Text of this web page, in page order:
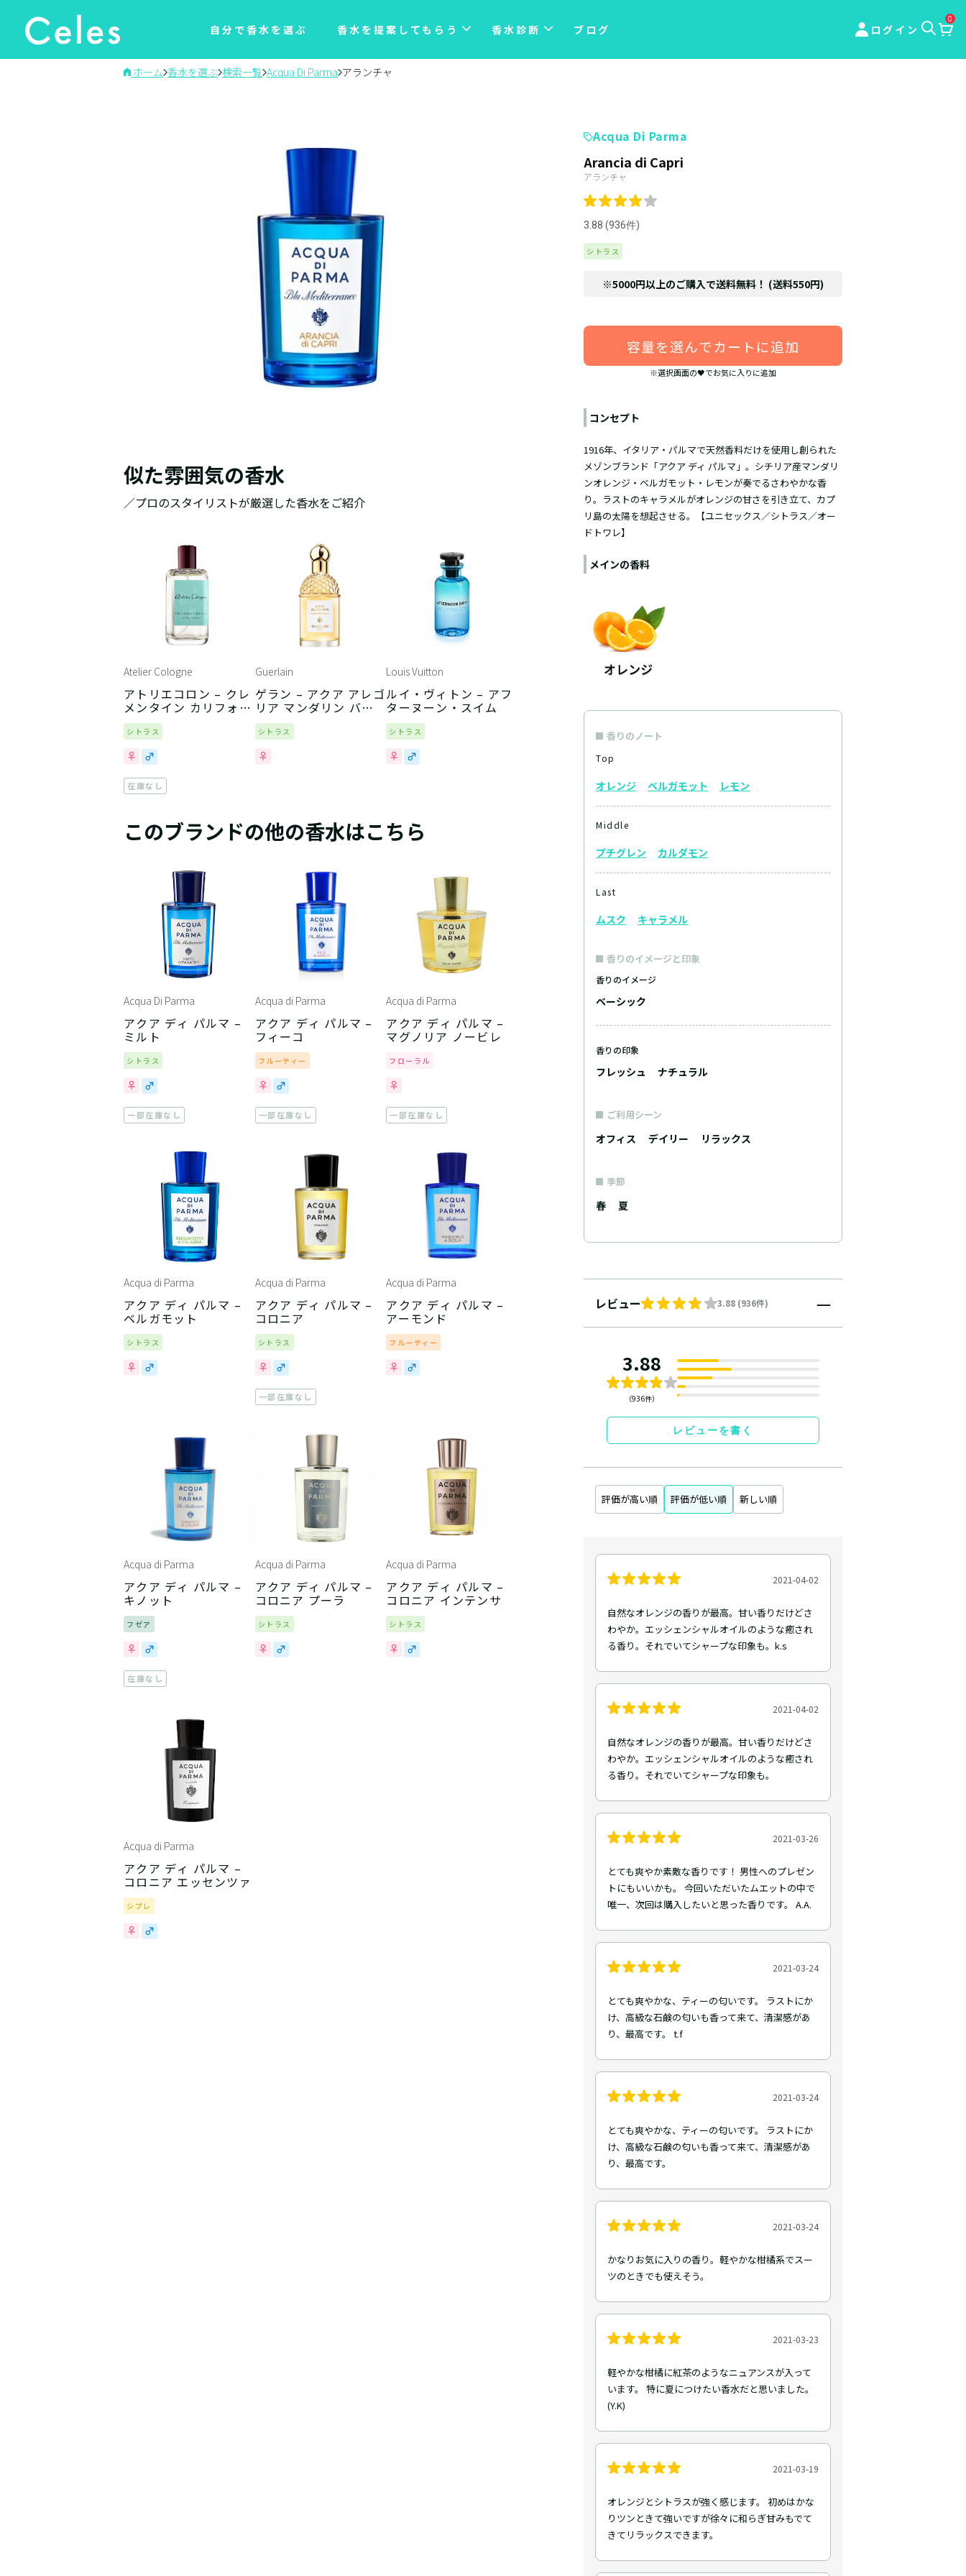
自分で香水を選ぶ 香水を提案してもらう 香水診断 ブログ ログイン
0
ホーム 香水を選ぶ 検索一覧 Acqua Di Parma アランチャ
Acqua Di Parma
Arancia di Capri
アランチャ
3.88 (936件)
シトラス
※5000円以上のご購入で送料無料！ (送料550円)
容量を選んでカートに追加
※選択画面の🖤でお気に入りに追加
コンセプト
1916年、イタリア・パルマで天然香料だけを使用し創られた
メゾンブランド「アクア ディ パルマ」。シチリア産マンダリ
ンオレンジ・ベルガモット・レモンが奏でるさわやかな香
り。ラストのキャラメルがオレンジの甘さを引き立て、カプ
リ島の太陽を想起させる。【ユニセックス／シトラス／オー
ドトワレ】
メインの香料
香りのノート
Top
オレンジ ベルガモット レモン
Middle
プチグレン カルダモン
Last
ムスク キャラメル
香りのイメージと印象
香りのイメージ
ベーシック
香りの印象
フレッシュ ナチュラル
ご利用シーン
オフィス デイリー リラックス
季節
春 夏
レビュー 3.88 (936件)
3.88
（936件）
レビューを書く
評価が高い順 評価が低い順 新しい順
2021-04-02
自然なオレンジの香りが最高。甘い香りだけどさ
わやか。エッシェンシャルオイルのような癒され
る香り。それでいてシャープな印象も。k.s
2021-04-02
自然なオレンジの香りが最高。甘い香りだけどさ
わやか。エッシェンシャルオイルのような癒され
る香り。それでいてシャープな印象も。
2021-03-26
とても爽やか素敵な香りです！ 男性へのプレゼン
トにもいいかも。 今回いただいたムエットの中で
唯一、次回は購入したいと思った香りです。 A.A.
2021-03-24
とても爽やかな、ティーの匂いです。 ラストにか
け、高級な石鹸の匂いも香って来て、清潔感があ
り、最高です。 t.f
2021-03-24
とても爽やかな、ティーの匂いです。 ラストにか
け、高級な石鹸の匂いも香って来て、清潔感があ
り、最高です。
2021-03-24
かなりお気に入りの香り。軽やかな柑橘系でスー
ツのときでも使えそう。
2021-03-23
軽やかな柑橘に紅茶のようなニュアンスが入って
います。 特に夏につけたい香水だと思いました。
(Y.K)
2021-03-19
オレンジとシトラスが強く感じます。 初めはかな
りツンときて強いですが徐々に和らぎ甘みもでて
きてリラックスできます。
似た雰囲気の香水
／プロのスタイリストが厳選した香水をご紹介
Atelier Cologne
アトリエコロン – クレ
メンタイン カリフォル
ニア
シトラス
在庫なし
Guerlain
ゲラン – アクア アレゴ
リア マンダリン バジ
リック
シトラス
Louis Vuitton
ルイ・ヴィトン – アフ
ターヌーン・スイム
シトラス
このブランドの他の香水はこちら
Acqua Di Parma
アクア ディ パルマ –
ミルト
シトラス
一部在庫なし
Acqua di Parma
アクア ディ パルマ –
フィーコ
フルーティー
一部在庫なし
Acqua di Parma
アクア ディ パルマ –
マグノリア ノービレ
フローラル
一部在庫なし
Acqua di Parma
アクア ディ パルマ –
ベルガモット
シトラス
Acqua di Parma
アクア ディ パルマ –
コロニア
シトラス
一部在庫なし
Acqua di Parma
アクア ディ パルマ –
アーモンド
フルーティー
Acqua di Parma
アクア ディ パルマ –
キノット
フゼア
在庫なし
Acqua di Parma
アクア ディ パルマ –
コロニア プーラ
シトラス
Acqua di Parma
アクア ディ パルマ –
コロニア インテンサ
シトラス
Acqua di Parma
アクア ディ パルマ –
コロニア エッセンツァ
シプレ